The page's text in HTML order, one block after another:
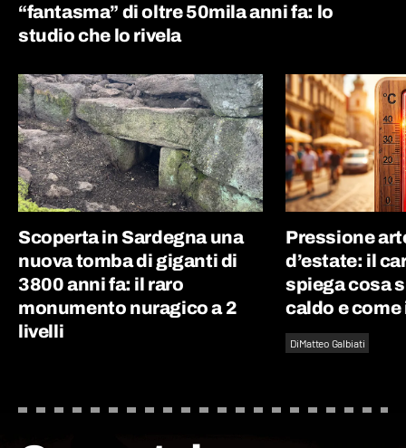
“fantasma” di oltre 50mila anni fa: lo
studio che lo rivela
Scoperta in Sardegna una
nuova tomba di giganti di
3800 anni fa: il raro
monumento nuragico a 2
livelli
Pressione
d’estate: il
spiega cosa
caldo e
DiMatteo Galbiati